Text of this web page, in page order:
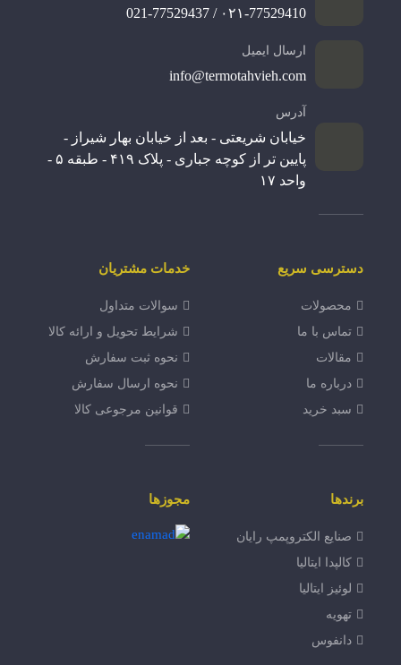
۰۲۱-77529410 / 021-77529437
ارسال ایمیل
info@termotahvieh.com
آدرس
خیابان شریعتی - بعد از خیابان بهار شیراز -
پایین تر از کوچه جباری - پلاک ۴۱۹ - طبقه ۵ -
واحد ۱۷
دسترسی سریع
محصولات
تماس با ما
مقالات
درباره ما
سبد خرید
خدمات مشتریان
سوالات متداول
شرایط تحویل و ارائه کالا
نحوه ثبت سفارش
نحوه ارسال سفارش
قوانین مرجوعی کالا
برندها
صنایع الکتروپمپ رایان
کالپدا ایتالیا
لوئیز ایتالیا
تهویه
دانفوس
مجوزها